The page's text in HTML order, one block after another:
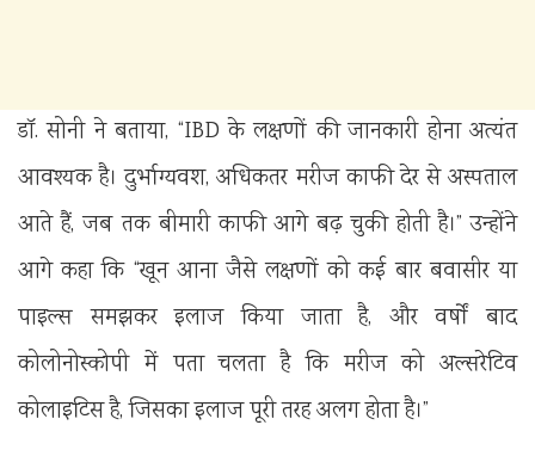
डॉ. सोनी ने बताया, “IBD के लक्षणों की जानकारी होना अत्यंत
आवश्यक है। दुर्भाग्यवश, अधिकतर मरीज काफी देर से अस्पताल
आते हैं, जब तक बीमारी काफी आगे बढ़ चुकी होती है।” उन्होंने
आगे कहा कि “खून आना जैसे लक्षणों को कई बार बवासीर या
पाइल्स समझकर इलाज किया जाता है, और वर्षों बाद
कोलोनोस्कोपी में पता चलता है कि मरीज को अल्सरेटिव
कोलाइटिस है, जिसका इलाज पूरी तरह अलग होता है।”